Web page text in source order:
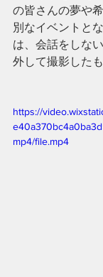
の皆さんの夢や
別なイベントと
は、会話をしな
外して撮影した
https://
mp4/file.mp4